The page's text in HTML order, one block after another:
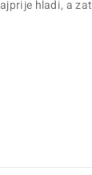
hladi, a